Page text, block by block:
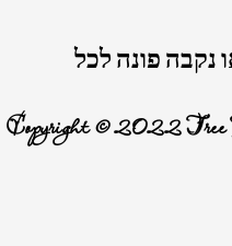
נקבה פונה לכל
Copyright © 2022